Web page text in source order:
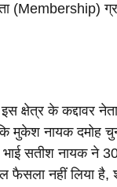
(Membership)
क्षेत्र के कद्दावर
मुकेश नायक दमोह
सतीश नायक ने 30
नहीं लिया है,